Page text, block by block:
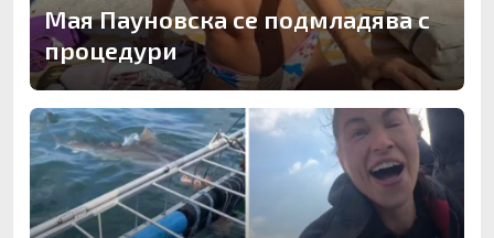
Мая Пауновска се подмладява с
процедури